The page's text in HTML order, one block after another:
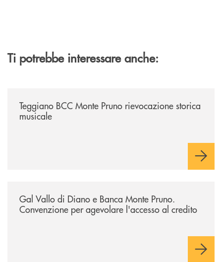
Ti potrebbe interessare anche:
Teggiano BCC Monte Pruno rievocazione storica
musicale
Gal Vallo di Diano e Banca Monte Pruno.
Convenzione per agevolare l'accesso al credito